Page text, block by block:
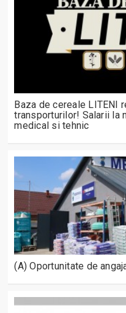
Baza de cereale LITENI
transporturilor! Salarii la
medical si tehnic
(A) Oportunitate de